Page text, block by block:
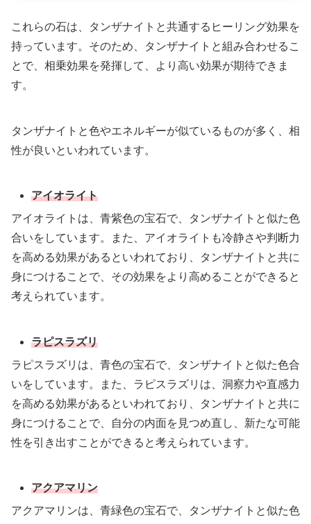
これらの石は、タンザナイトと共通するヒーリング効果を
持っています。そのため、タンザナイトと組み合わせるこ
とで、相乗効果を発揮して、より高い効果が期待できま
す。
タンザナイトと色やエネルギーが似ているものが多く、相
性が良いといわれています。
アイオライト
アイオライトは、青紫色の宝石で、タンザナイトと似た色
合いをしています。また、アイオライトも冷静さや判断力
を高める効果があるといわれており、タンザナイトと共に
身につけることで、その効果をより高めることができると
考えられています。
ラピスラズリ
ラピスラズリは、青色の宝石で、タンザナイトと似た色合
いをしています。また、ラピスラズリは、洞察力や直感力
を高める効果があるといわれており、タンザナイトと共に
身につけることで、自分の内面を見つめ直し、新たな可能
性を引き出すことができると考えられています。
アクアマリン
アクアマリンは、青緑色の宝石で、タンザナイトと似た色